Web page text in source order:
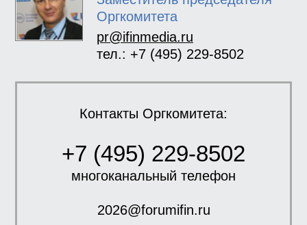
Оргкомитета
pr@ifinmedia.ru
тел.: +7 (495) 229-8502
Контакты Оргкомитета:
+7 (495) 229-8502
многоканальный телефон
2026@forumifin.ru